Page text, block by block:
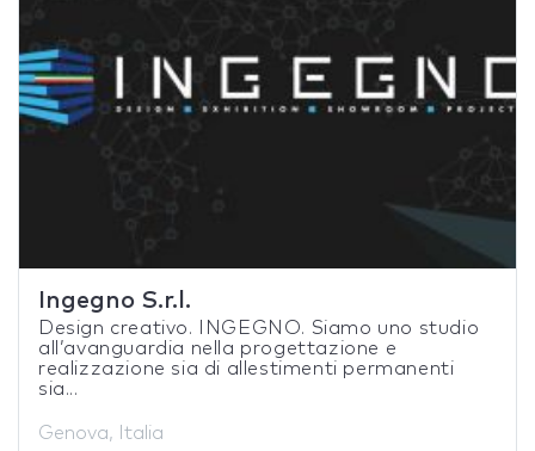
Ingegno S.r.l.
Design creativo. INGEGNO. Siamo uno studio
all’avanguardia nella progettazione e
realizzazione sia di allestimenti permanenti
sia...
Genova, Italia